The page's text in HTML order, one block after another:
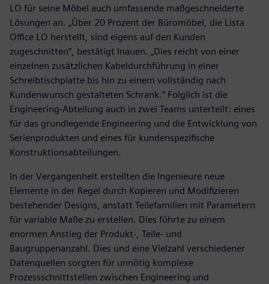
LO für seine Möbel auch umfassende maßgeschneiderte
Lösungen an. „Über 20 Prozent der Büromöbel, die Lista
Office LO herstellt, sind eigens auf den Kunden
zugeschnitten“, bestätigt Inauen. „Dies reicht von einer
einzelnen zusätzlichen Kabeldurchführung in einer
Schreibtischplatte bis hin zu einem vollständig nach
Kundenwunsch gestalteten Schrank.“ Folglich ist die
Engineering-Abteilung auch in zwei Teams unterteilt: eines
für das grundlegende Engineering und die Entwicklung von
Serienprodukten und eines für kundenspezifische
Konstruktionsabteilungen.
In der Vergangenheit erstellten die Ingenieure neue
Elemente in der Regel durch Kopieren und Modifizieren
bestehender Designs, anstatt Teilefamilien mit Parametern
für variable Maße zu erstellen. Dies führte zu einem
enormen Anstieg der Produkt-, Teile- und
Baugruppenanzahl. Dies und eine Vielzahl verschiedener
Datenquellen sorgten für unnötig komplexe
Prozessschnittstellen zwischen Engineering und